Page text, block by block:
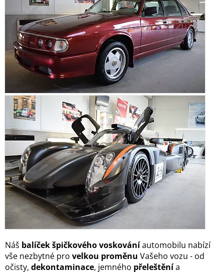
Náš balíček špičkového voskováníautomobilu nabízí
vše nezbytné pro velkou proměnu Vašeho vozu - od
očisty, dekontaminace, jemného přeleštěnía